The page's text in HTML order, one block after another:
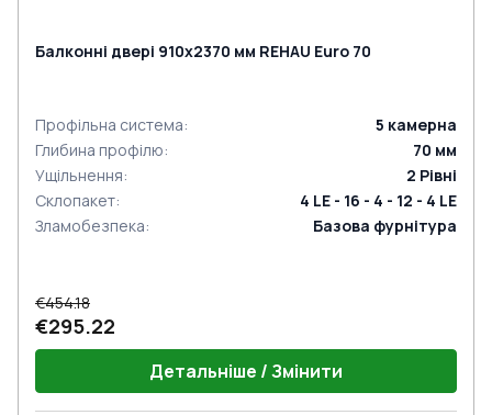
Балконні двері 910x2370 мм REHAU Euro 70
Профільна система: 5 камерна
Глибина профілю: 70 мм
Ущільнення: 2 Рівні
Склопакет:
4 LE - 16 - 4 - 12 - 4 LE
Зламобезпека: Базова фурнітура
€454.18
€295.22
Детальніше / Змінити